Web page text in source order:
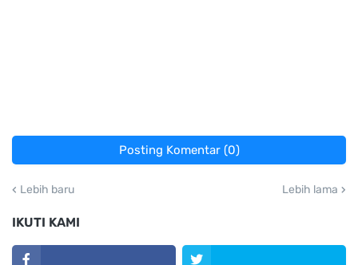
Posting Komentar (0)
Lebih baru Lebih lama
IKUTI KAMI